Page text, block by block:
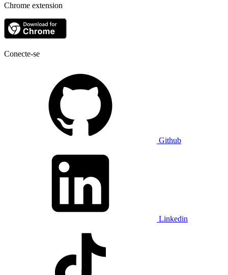
Chrome extension
Conecte-se
Github
Linkedin